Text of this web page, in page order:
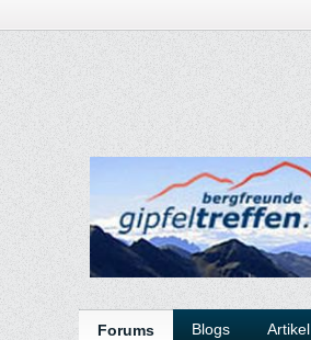
Forums Blogs Artikel